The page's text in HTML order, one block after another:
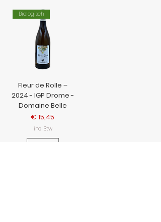
Biologisch
Fleur de Rolle –
2024 - IGP Drome -
Domaine Belle
Prijs
€ 15,45
incl.Btw